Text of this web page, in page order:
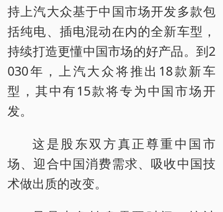
持上汽大众基于中国市场开发多款包
括纯电、插电混动在内的全新车型，
持续打造更懂中国市场的好产品。到2
030年，上汽大众将推出18款新车
型，其中有15款将专为中国市场开
发。
这是股东双方真正尊重中国市
场、迎合中国消费需求、吸收中国技
术做出质的改变。